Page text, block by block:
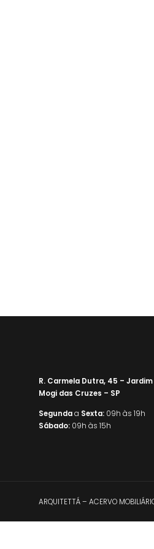
R. Carmela Dutra, 45 –
Mogi das Cruzes – SP
Segundaa Sexta:09h às 19h
Sábado:09h às 15h
ARQUITETTÁ – ACERVO